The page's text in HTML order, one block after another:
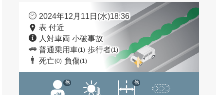
2024年12月11日(水)18:36
表 付近
人対車両 小破事故
普通乗用車(1) 歩行者(1)
死亡(0) 負傷(1)
他 他